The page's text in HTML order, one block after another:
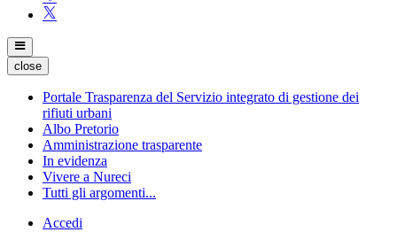
close
Portale Trasparenza del Servizio integrato di gestione dei
rifiuti urbani
Albo Pretorio
Amministrazione trasparente
In evidenza
Vivere a Nureci
Tutti gli argomenti...
Accedi